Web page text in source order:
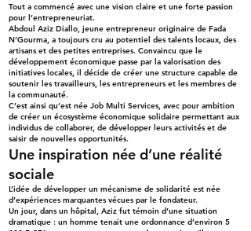
Tout a commencé avec une vision claire et une forte passion
pour l’entrepreneuriat.
Abdoul Aziz Diallo, jeune entrepreneur originaire de Fada
N’Gourma, a toujours cru au potentiel des talents locaux, des
artisans et des petites entreprises. Convaincu que le
développement économique passe par la valorisation des
initiatives locales, il décide de créer une structure capable de
soutenir les travailleurs, les entrepreneurs et les membres de
la communauté.
C’est ainsi qu’est née Job Multi Services, avec pour ambition
de créer un écosystème économique solidaire permettant aux
individus de collaborer, de développer leurs activités et de
saisir de nouvelles opportunités.
Une inspiration née d’une réalité
sociale
L’idée de développer un mécanisme de solidarité est née
d’expériences marquantes vécues par le fondateur.
Un jour, dans un hôpital, Aziz fut témoin d’une situation
dramatique : un homme tenait une ordonnance d’environ 5